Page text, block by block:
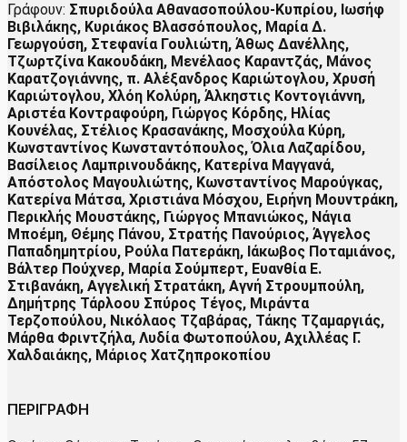
Γράφουν: Σπυριδούλα Αθανασοπούλου-Κυπρίου, Ιωσήφ
Βιβιλάκης, Κυριάκος Βλασσόπουλος, Μαρία Δ.
Γεωργούση, Στεφανία Γουλιώτη, Άθως Δανέλλης,
Τζωρτζίνα Κακουδάκη, Μενέλαος Καραντζάς, Μάνος
Καρατζογιάννης, π. Αλέξανδρος Καριώτογλου, Χρυσή
Καριώτογλου, Χλόη Κολύρη, Άλκηστις Κοντογιάννη,
Αριστέα Κοντραφούρη, Γιώργος Κόρδης, Ηλίας
Κουνέλας, Στέλιος Κρασανάκης, Μοσχούλα Κύρη,
Κωνσταντίνος Κωνσταντόπουλος, Όλια Λαζαρίδου,
Βασίλειος Λαμπρινουδάκης, Κατερίνα Μαγγανά,
Απόστολος Μαγουλιώτης, Κωνσταντίνος Μαρούγκας,
Κατερίνα Μάτσα, Χριστιάνα Μόσχου, Ειρήνη Μουντράκη,
Περικλής Μουστάκης, Γιώργος Μπανιώκος, Νάγια
Μποέμη, Θέμης Πάνου, Στρατής Πανούριος, Άγγελος
Παπαδημητρίου, Ρούλα Πατεράκη, Ιάκωβος Ποταμιάνος,
Βάλτερ Πούχνερ, Μαρία Σούμπερτ, Ευανθία Ε.
Στιβανάκη, Αγγελική Στρατάκη, Αγνή Στρουμπούλη,
Δημήτρης Τάρλοου Σπύρος Τέγος, Μιράντα
Τερζοπούλου, Νικόλαος Τζαβάρας, Τάκης Τζαμαργιάς,
Μάρθα Φριντζήλα, Λυδία Φωτοπούλου, Αχιλλέας Γ.
Χαλδαιάκης, Μάριος Χατζηπροκοπίου
ΠΕΡΙΓΡΑΦΗ